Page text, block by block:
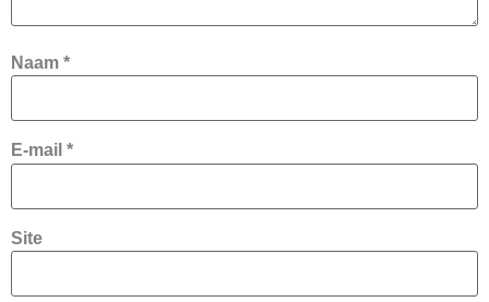
Naam *
E-mail *
Site